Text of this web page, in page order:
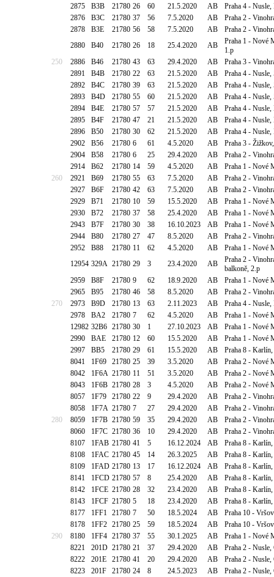
2875
B3B 21780 26 60 21.5.2020 AB
Praha 4 -
2876
B3C 21780 37 56 7.5.2020 AB
Praha 2 -
2878
B3E 21780 56 58 7.5.2020 AB
Praha 2 -
2880
B40 21780 26 18 25.4.2020 AB
Praha 1 - Nové
1.p
250
2886 B46 21780 43 63 29.4.2020 AB
Praha 3 -
2891
B4B 21780 22 63 21.5.2020 AB
Praha 4 -
2892
B4C 21780 39 63 21.5.2020 AB
Praha 4 -
2893
B4D 21780 55 60 21.5.2020 AB
Praha 4 -
2894
B4E 21780 57 57 21.5.2020 AB
Praha 4 -
2895
B4F 21780 47 21 21.5.2020 AB
Praha 4 -
2896
B50 21780 30 62 21.5.2020 AB
Praha 4 -
2902
B56 21780 6 61 4.5.2020 AB
Praha 3 -
2904
B58 21780 6 25 29.4.2020 AB
Praha 2 -
2914
B62 21780 14 59 4.5.2020 AB
Praha 1 - Nové
260
2921 B69 21780 55 63 7.5.2020 AB
Praha 2 -
2927
B6F 21780 42 63 7.5.2020 AB
Praha 2 -
2929
B71 21780 10 59 15.5.2020 AB
Praha 1 - Nové
2930
B72 21780 37 58 25.4.2020 AB
Praha 1 - Nové
2943
B7F 21780 30 38 16.10.2023 AB
Praha 1 - Nové
2944
B80 21780 27 47 8.5.2020 AB
Praha 2 -
2952
B88 21780 11 62 4.5.2020 AB
Praha 1 - Nové
12954 329A 21780 29 3 23.4.2020 AB
Praha 2 -
balkoně, 2.p
2959
B8F 21780 9 62 18.9.2020 AB
Praha 1 - Nové
2965
B95 21780 46 58 8.5.2020 AB
Praha 2 -
270
2973 B9D 21780 13 63 2.11.2023 AB
Praha 4 -
2978
BA2 21780 7 62 4.5.2020 AB
Praha 1 - Nové
12982 32B6 21780 30 1 27.10.2023 AB
Praha 1 - Nové
2990
BAE 21780 12 60 15.5.2020 AB
Praha 1 - Nové
2997
BB5 21780 29 61 15.5.2020 AB
Praha 8 -
8041
1F69 21780 25 39 3.5.2020 AB
Praha 2 - Nové
8042
1F6A 21780 11 51 3.5.2020 AB
Praha 2 - Nové
8043
1F6B 21780 28 3 4.5.2020 AB
Praha 2 - Nové
8057
1F79 21780 22 9 29.4.2020 AB
Praha 2 -
8058
1F7A 21780 7 27 29.4.2020 AB
Praha 2 -
280
8059 1F7B 21780 59 35 29.4.2020 AB
Praha 2 -
8060
1F7C 21780 36 10 29.4.2020 AB
Praha 2 -
8107
1FAB 21780 41 5 16.12.2024 AB
Praha 8 -
8108
1FAC 21780 45 14 26.3.2025 AB
Praha 8 -
8109
1FAD 21780 13 17 16.12.2024 AB
Praha 8 -
8141
1FCD 21780 57 8 25.4.2020 AB
Praha 8 -
8142
1FCE 21780 28 32 23.4.2020 AB
Praha 8 -
8143
1FCF 21780 5 18 23.4.2020 AB
Praha 8 -
8177
1FF1 21780 7 50 18.5.2024 AB
Praha 10 -
8178
1FF2 21780 25 59 18.5.2024 AB
Praha 10 -
290
8180 1FF4 21780 37 55 30.1.2025 AB
Praha 1 - Nové
8221
201D 21780 21 37 29.4.2020 AB
Praha 2 -
8222
201E 21780 41 20 29.4.2020 AB
Praha 2 -
8223
201F 21780 24 8 24.5.2023 AB
Praha 2 -